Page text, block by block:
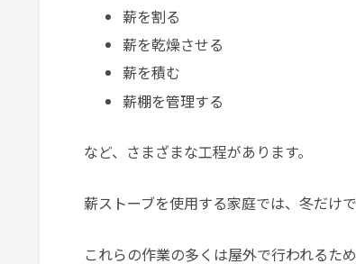
薪を割る
薪を乾燥させる
薪を積む
薪棚を管理する
など、さまざまな工程があります。
薪ストーブを使用する家庭では、冬だけ
これらの作業の多くは屋外で行われるた